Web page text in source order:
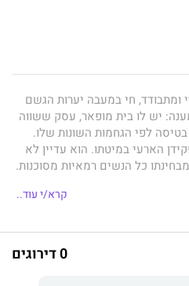
ומתבודד, חי במעבה יערות הגשם
יש לו בית מופאר, עסק ששווה
לפי הגחמות השונות שלו.
הארעי במיטתו. הוא עדיין לא
כל הנשים רמאיות מסוכנות.
את העסק המקרטע שלה. יש
ריקות - או לשלם את חובותיה
קרא/י עוד..
0 דירוגים